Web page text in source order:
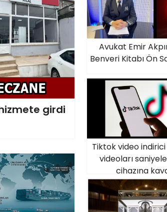
girdi
Avukat Emir
Benveri Kitabı Ön
Tiktok video indirici
videoları
cihazına